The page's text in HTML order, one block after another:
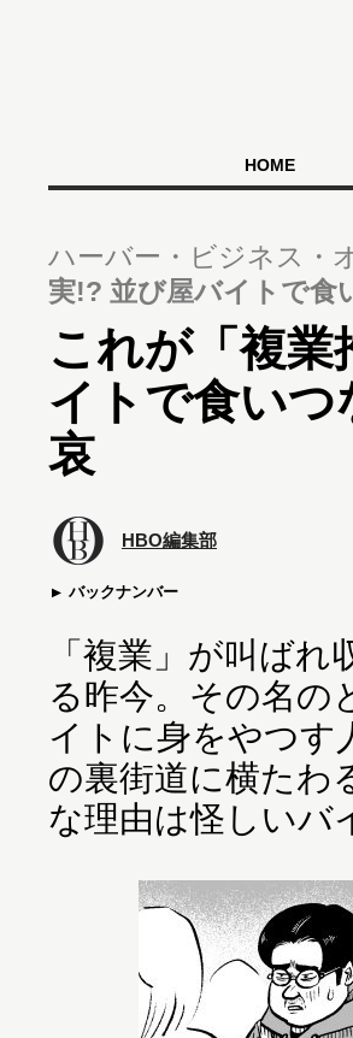
HOME
ハーバー・ビジネス・
実!? 並び屋バイトで食
これが「複
イトで食い
哀
HBO編集部
バックナンバー
「複業」が叫ば
る昨今。その名の
イトに身をやつ
の裏街道に横たわ
な理由は怪しいバ